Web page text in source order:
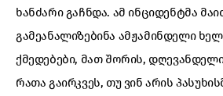
ხანძარი გაჩნდა. ამ ინციდენტმა
გამეანალიზებინა ამჟამინდელი
ქმედებები, მათ შორის,
რათა გაირკვეს, თუ ვინ არის